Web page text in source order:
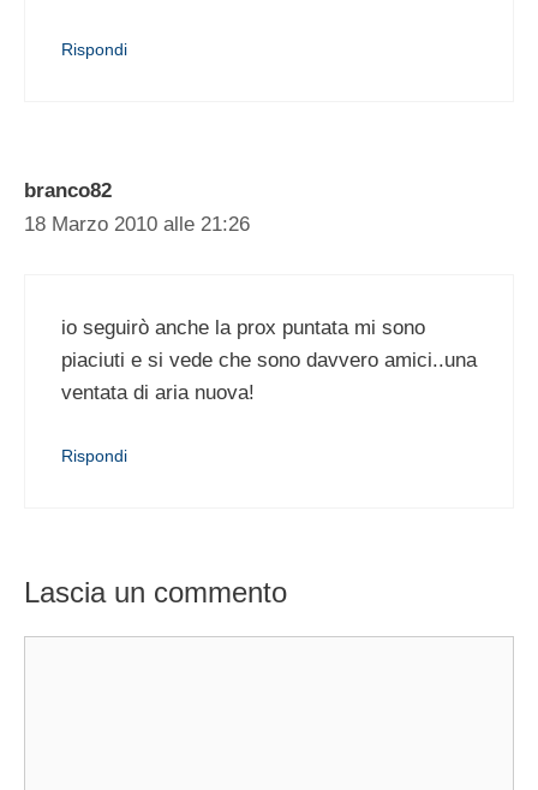
Rispondi
branco82
18 Marzo 2010 alle 21:26
io seguirò anche la prox puntata mi sono
piaciuti e si vede che sono davvero amici..una
ventata di aria nuova!
Rispondi
Lascia un commento